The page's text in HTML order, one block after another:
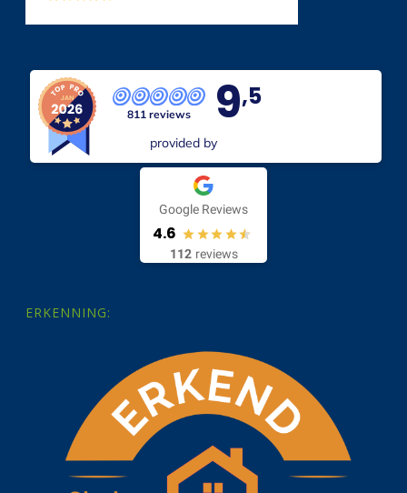
811 reviews 9,5
provided by
Google Reviews
4.6
112 reviews
ERKENNING: